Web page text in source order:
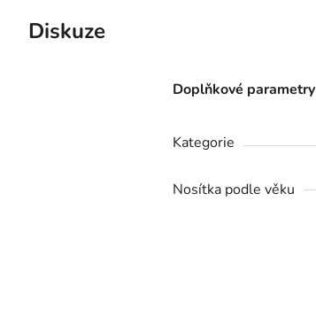
Diskuze
Doplňkové parametry
Kategorie
Nosítka podle věku